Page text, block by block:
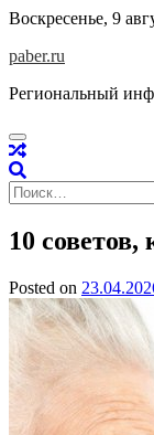
Skip
content
Воскресенье, 9
paber.ru
Региональный
Найти:
10
Posted on